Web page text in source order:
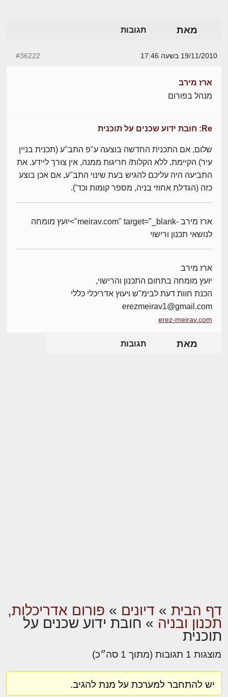
מאת תגובות
19/11/2010 בשעה 17:46 #36222
ארז מירב
מנהל בפורום
Re: חובת ידוע שכנים על תוכנית
שלום, אם התכנית החדשה בוצעה ע"פ התב"ע (תכנית בניין
עיר) הקיימת, ללא הקלות/ חריגות ממנה, אין צורך ליידע. את
התביעה היה עליכם להגיש בעת שינוי התב"ע, אם אכן בוצע
כזה (הגדלת אחוזי בניה, מספר קומות וכד').
ארז מירב -meirav.com" target="_blank">יועץ מומחה
לנושאי תכנון ורישוי
ארז מירב
יועץ מומחה בתחום התכנון והרישוי,
הכנת חוות דעת לבימ"ש ויעוץ אדריכלי כללי
erezmeirav1@gmail.com
erez-meirav.com
מאת תגובות
דף הבית » דיונים » פורום אדריכלות,
תכנון ובניה » חובת ידוע שכנים על
תוכנית
מוצגות 1 תגובות (מתוך 1 סה״כ)
יש להתחבר למערכת על מנת להגיב.